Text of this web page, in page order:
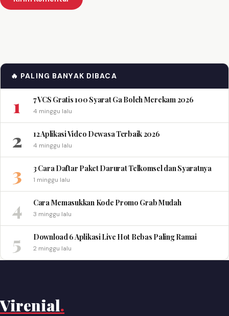
🔥 PALING BANYAK DIBACA
1 7 VCS Gratis 100 Syarat Ga Boleh Merekam 2026
4 minggu lalu
2 12 Aplikasi Video Dewasa Terbaik 2026
4 minggu lalu
3 3 Cara Daftar Paket Darurat Telkomsel dan Syaratnya
1 minggu lalu
4 Cara Memasukkan Kode Promo Grab Mudah
3 minggu lalu
5 Download 6 Aplikasi Live Hot Bebas Paling Ramai
2 minggu lalu
Virenial.